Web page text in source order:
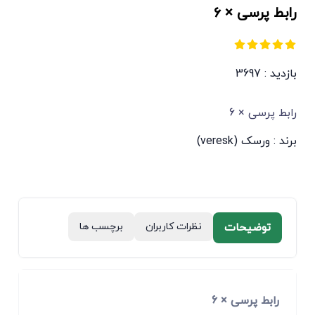
رابط پرسی × 6
بازدید : 3697
رابط پرسی × 6
برند : ورسک (veresk)
توضیحات نظرات کاربران برچسب ها
رابط پرسی × 6